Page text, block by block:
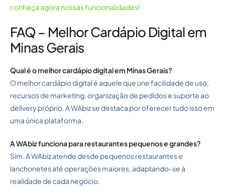
conheça agora nossas funcionalidades!
FAQ – Melhor Cardápio Digital em
Minas Gerais
Qual é o melhor cardápio digital em Minas Gerais?
O melhor cardápio digital é aquele que une facilidade de uso,
recursos de marketing, organização de pedidos e suporte ao
delivery próprio. A WAbiz se destaca por oferecer tudo isso em
uma única plataforma.
A WAbiz funciona para restaurantes pequenos e grandes?
Sim. A WAbiz atende desde pequenos restaurantes e
lanchonetes até operações maiores, adaptando-se à
realidade de cada negócio.